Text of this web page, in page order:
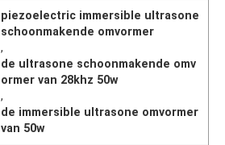
piezoelectric immersible ultrasone
schoonmakende omvormer
,
de ultrasone schoonmakende omv
ormer van 28khz 50w
,
de immersible ultrasone omvormer
van 50w